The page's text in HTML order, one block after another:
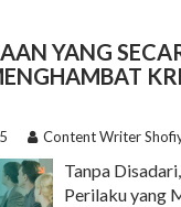
YANG
Content Writer
Tanpa
Perilaku yang